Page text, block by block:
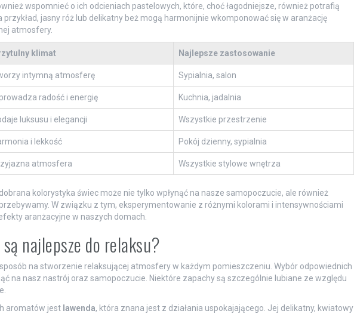
wspomnieć o ich odcieniach pastelowych, które, choć łagodniejsze, również potrafią
jasny róż lub delikatny beż mogą harmonijnie wkomponować się w aranżację
atmosfery.
klimat Najlepsze zastosowanie
intymną atmosferę Sypialnia, salon
radość i energię Kuchnia, jadalnia
luksusu i elegancji Wszystkie przestrzenie
i lekkość Pokój dzienny, sypialnia
atmosfera Wszystkie stylowe wnętrza
kolorystyka świec może nie tylko wpłynąć na nasze samopoczucie, ale również
W związku z tym, eksperymentowanie z różnymi kolorami i intensywnościami
aranżacyjne w naszych domach.
najlepsze do relaksu?
na stworzenie relaksującej atmosfery w każdym pomieszczeniu. Wybór odpowiednich
na nasz nastrój oraz samopoczucie. Niektóre zapachy są szczególnie lubiane ze względu
aromatów jest lawenda, która znana jest z działania uspokajającego. Jej delikatny, kwiatowy